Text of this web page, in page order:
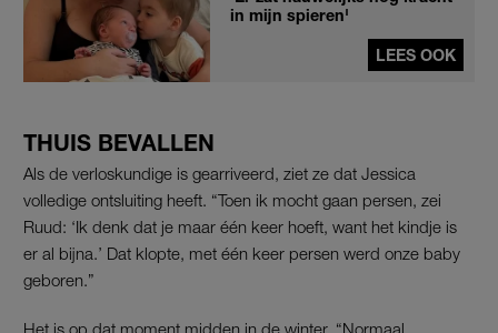
in mijn spieren'
LEES OOK
THUIS BEVALLEN
Als de verloskundige is gearriveerd, ziet ze dat Jessica
volledige ontsluiting heeft. “Toen ik mocht gaan persen, zei
Ruud: ‘Ik denk dat je maar één keer hoeft, want het kindje is
er al bijna.’ Dat klopte, met één keer persen werd onze baby
geboren.”
Het is op dat moment midden in de winter. “Normaal